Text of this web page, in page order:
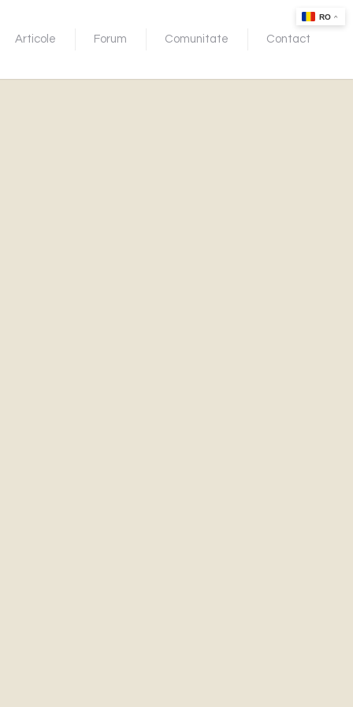
Articole Forum Comunitate Contact